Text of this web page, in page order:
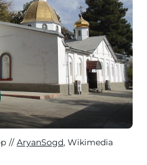
AryanSogd, Wikimedia